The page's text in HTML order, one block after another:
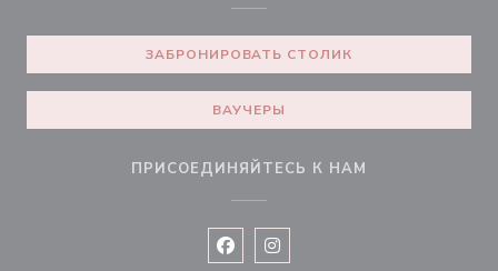
ЗАБРОНИРОВАТЬ СТОЛИК
ВАУЧЕРЫ
ПРИСОЕДИНЯЙТЕСЬ К НАМ
Facebook ((открывается в новом
Instagram ((открывается в